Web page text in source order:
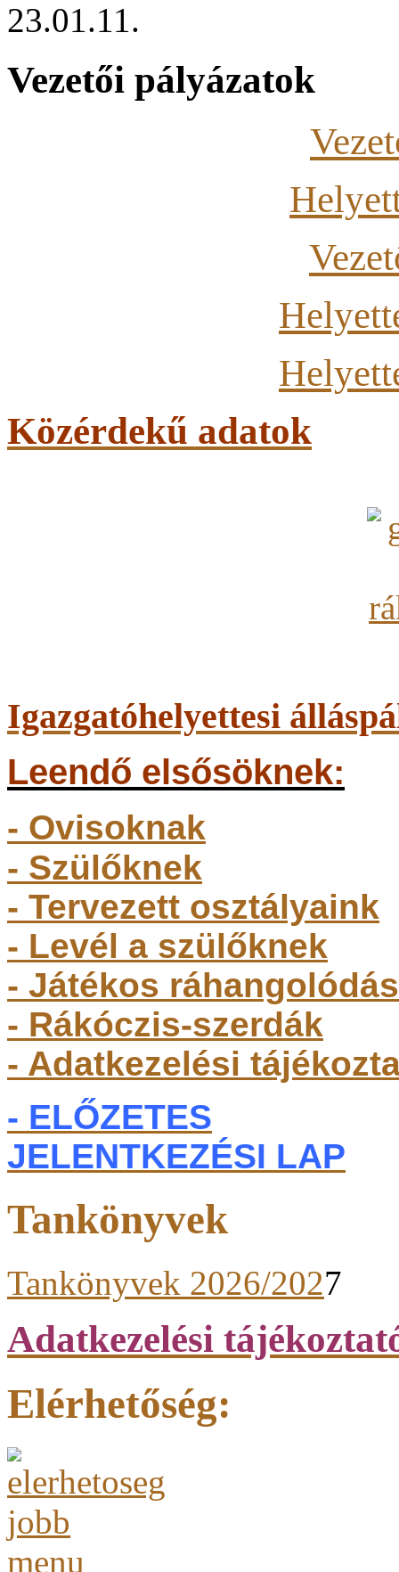
23.01.11.
Vezetői pályázatok
Közérdekű adatok
Igazgatóhelyettesi
Leendő elsősöknek:
- Ovisoknak
- Szülőknek
- Tervezett osztályaink
- Levél a szülőknek
- Játékos ráhangolódás
- Rákóczis-szerdák
- Adatkezelési
- ELŐZETES
JELENTKEZÉSI LAP
Tankönyvek
Tankönyvek 2026/2027
Adatkezelési
Elérhetőség: